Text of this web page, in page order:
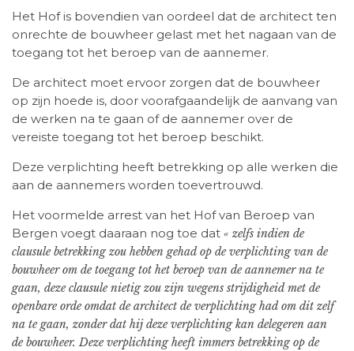
Het Hof is bovendien van oordeel dat de architect ten
onrechte de bouwheer gelast met het nagaan van de
toegang tot het beroep van de aannemer.
De architect moet ervoor zorgen dat de bouwheer
op zijn hoede is, door voorafgaandelijk de aanvang van
de werken na te gaan of de aannemer over de
vereiste toegang tot het beroep beschikt.
Deze verplichting heeft betrekking op alle werken die
aan de aannemers worden toevertrouwd.
Het voormelde arrest van het Hof van Beroep van
Bergen voegt daaraan nog toe dat « zelfs indien de
clausule betrekking zou hebben gehad op de verplichting van de
bouwheer om de toegang tot het beroep van de aannemer na te
gaan, deze clausule nietig zou zijn wegens strijdigheid met de
openbare orde omdat de architect de verplichting had om dit zelf
na te gaan, zonder dat hij deze verplichting kan delegeren aan
de bouwheer. Deze verplichting heeft immers betrekking op de